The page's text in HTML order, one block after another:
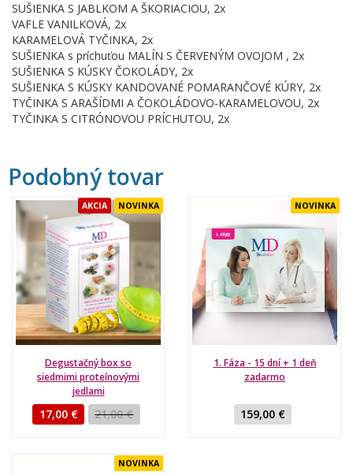
SUŠIENKA S JABLKOM A ŠKORIACIOU, 2x
VAFLE VANILKOVÁ, 2x
KARAMELOVÁ TYČINKA, 2x
SUŠIENKA s príchuťou MALÍN S ČERVENÝM OVOJOM , 2x
SUŠIENKA S KÚSKY ČOKOLÁDY, 2x
SUŠIENKA S KÚSKY KANDOVANÉ POMARANČOVÉ KÚRY, 2x
TYČINKA S ARAŠÍDMI A ČOKOLÁDOVO-KARAMELOVOU, 2x
TYČINKA S CITRÓNOVOU PRÍCHUTOU, 2x
Podobný tovar
AKCIA NOVINKA
Degustačný box so
siedmimi proteínovými
jedlami
17,00 € 21,00 €
NOVINKA
1. Fáza - 15 dní + 1 deň
zadarmo
159,00 €
NOVINKA